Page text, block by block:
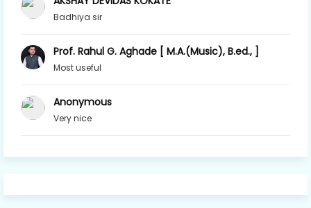
Badhiya sir
Prof. Rahul G. Aghade [ M.A.(Music), B.ed., ]
Most useful
Anonymous
Very nice